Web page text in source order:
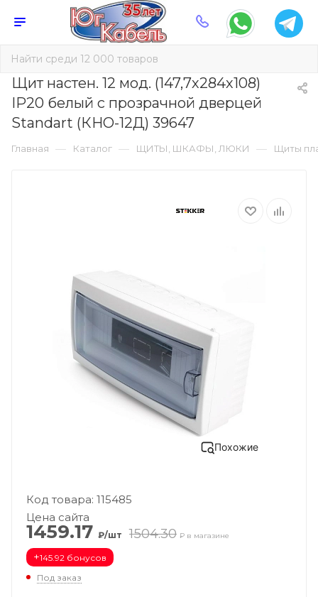
Щит настен. 12 мод. (147,7х284х108)
IP20 белый с прозрачной дверцей
Standart (КНО-12Д) 39647
Главная — Каталог — ЩИТЫ, ШКАФЫ, ЛЮКИ — Щиты
Похожие
Код товара: 115485
Цена сайта
1459.17 ₽/шт 1504.30 ₽ в магазине
+145.92 бонусов
Под заказ